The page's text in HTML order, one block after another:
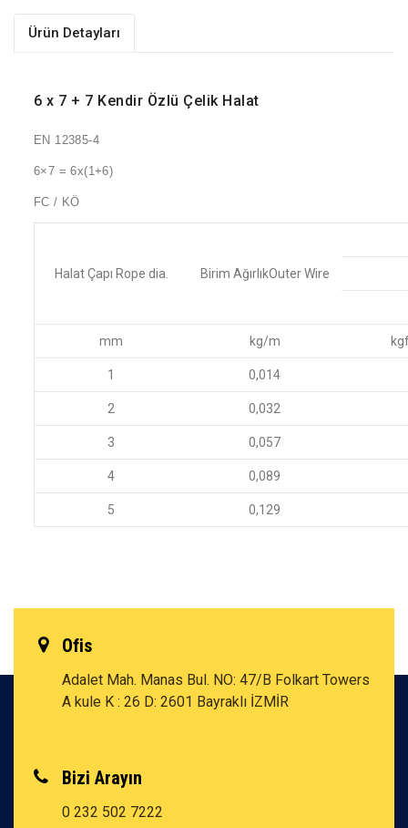
Ürün Detayları
6 x 7 + 7 Kendir Özlü Çelik Halat
EN 12385-4
6×7 = 6x(1+6)
FC / KÖ
Halat Çapı Rope dia. Birim AğırlıkOuter Wire
mm kg/m
1 0,014
2 0,032
3 0,057
4 0,089
5 0,129
Ofis
Adalet Mah. Manas Bul. NO: 47/B Folkart Towers
A kule K : 26 D: 2601 Bayraklı İZMİR
Bizi Arayın
0 232 502 7222